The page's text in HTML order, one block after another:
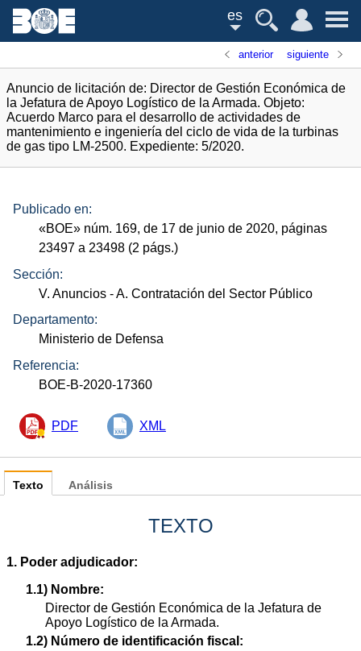
es
anterior siguiente
Anuncio de licitación de: Director de Gestión Económica de
la Jefatura de Apoyo Logístico de la Armada. Objeto:
Acuerdo Marco para el desarrollo de actividades de
mantenimiento e ingeniería del ciclo de vida de la turbinas
de gas tipo LM-2500. Expediente: 5/2020.
Publicado en:
«BOE» núm. 169, de 17 de junio de 2020, páginas
23497 a 23498 (2 págs.)
Sección:
V. Anuncios - A. Contratación del Sector Público
Departamento:
Ministerio de Defensa
Referencia:
BOE-B-2020-17360
PDF XML
Texto
TEXTO
1. Poder adjudicador:
1.1) Nombre:
Director de Gestión Económica de la Jefatura de
Apoyo Logístico de la Armada.
1.2) Número de identificación fiscal:
Análisis